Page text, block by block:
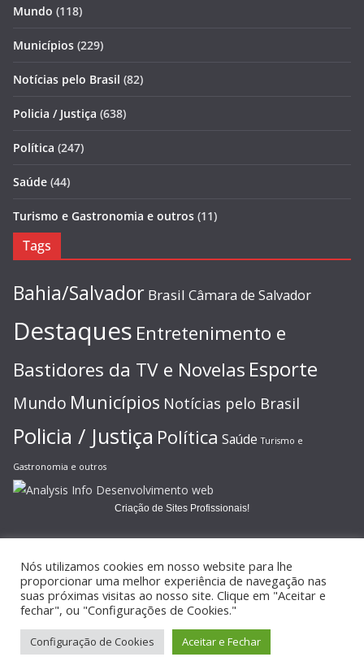
Mundo (118)
Municípios (229)
Notícias pelo Brasil (82)
Policia / Justiça (638)
Política (247)
Saúde (44)
Turismo e Gastronomia e outros (11)
Tags
Bahia/Salvador Brasil Câmara de Salvador
Destaques Entretenimento e
Bastidores da TV e Novelas Esporte
Mundo Municípios Notícias pelo Brasil
Policia / Justiça Política Saúde Turismo e
Gastronomia e outros
Criação de Sites Profissionais!
Copyright © 2026JORNAL GAZETA ONLINE
reservados.
Tema:ColorMagpor ThemeGrill. Powered by
Nós utilizamos cookies em nosso website para lhe
proporcionar uma melhor experiência de navegação nas
suas próximas visitas ao nosso site. Clique em "Aceitar e
fechar", ou "Configurações de Cookies."
Configuração de Cookies Aceitar e Fechar